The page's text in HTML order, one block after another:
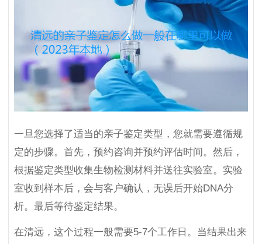
一旦您选择了适当的亲子鉴定类型，您就需要遵循规
定的步骤。首先，预约咨询并预约评估时间。然后，
根据鉴定类型收集生物检测材料并送往实验室。实验
室收到样本后，会与客户确认，无误后开始DNA分
析。最后等待鉴定结果。
在清远，这个过程一般需要5-7个工作日。当结果出来